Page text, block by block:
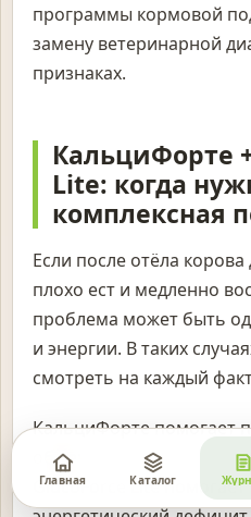
программы кормовой
замену ветеринарной
признаках.
КальциФорте
Lite: когда
комплексная
Если после отёла
плохо ест и медленно
проблема может быть
и энергии. В таких
смотреть на каждый
КальциФорте помогает
обмен.
GlucoForce Lite
Главная Каталог